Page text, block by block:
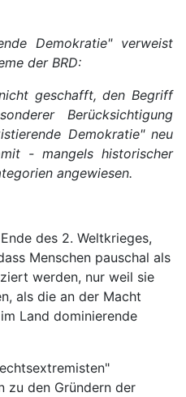
Demokratie" verweist
der BRD:
geschafft, den Begriff
Berücksichtigung
Demokratie" neu
- mangels historischer
angewiesen.
des 2. Weltkrieges,
Menschen pauschal als
werden, nur weil sie
als die an der Macht
Land dominierende
zu den Gründern der